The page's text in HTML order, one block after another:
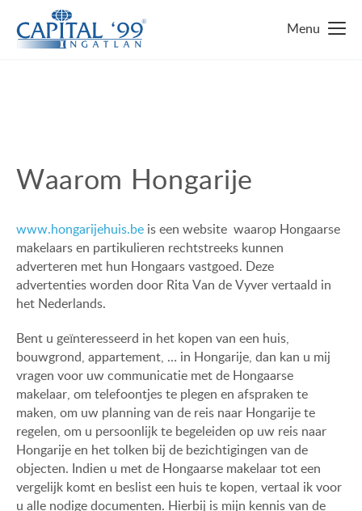
Waarom Hongarije
www.hongarijehuis.be is een website waarop Hongaarse
makelaars en partikulieren rechtstreeks kunnen
adverteren met hun Hongaars vastgoed. Deze
advertenties worden door Rita Van de Vyver vertaald in
het Nederlands.
Bent u geïnteresseerd in het kopen van een huis,
bouwgrond, appartement, … in Hongarije, dan kan u mij
vragen voor uw communicatie met de Hongaarse
makelaar, om telefoontjes te plegen en afspraken te
maken, om uw planning van de reis naar Hongarije te
regelen, om u persoonlijk te begeleiden op uw reis naar
Hongarije en het tolken bij de bezichtigingen van de
objecten. Indien u met de Hongaarse makelaar tot een
vergelijk komt en beslist een huis te kopen, vertaal ik voor
u alle nodige documenten. Hierbij is mijn kennis van de
TOP 10 IMMO
FAMILY HOUSE WITH BIG GARDEN
NEAR THE SHORE OF LAKE BALATON
LUXURY HOUSE
VIEW ON LAKE BALATON
NEAR THE THERMAL BATH
SWIMMING-POOL
NEW FAMILY HOUSE
FAVORIETEN
OVER ONS
ONZE SERVICE
ONZE KLANTEN
AANKOOPINFORMATIE
GEBRUIKSEIGENDOM
IMPRESSUM